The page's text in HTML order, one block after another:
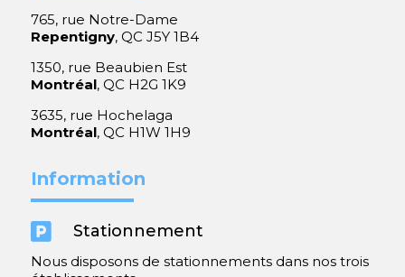
765, rue Notre-Dame
Repentigny, QC J5Y 1B4
1350, rue Beaubien Est
Montréal, QC H2G 1K9
3635, rue Hochelaga
Montréal, QC H1W 1H9
Information
 Stationnement
Nous disposons de stationnements dans nos trois